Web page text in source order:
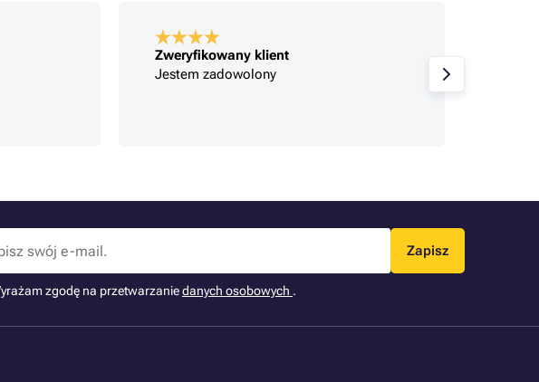
Zweryfikowany klient
Jestem zadowolony
Zapisz
zgodę na przetwarzaniedanych osobowych .